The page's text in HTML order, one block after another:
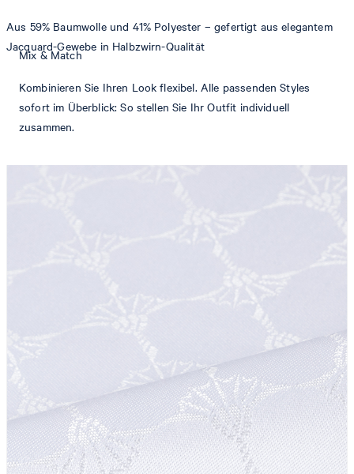
Aus 59% Baumwolle und 41% Polyester – gefertigt aus elegantem
Jacquard-Gewebe in Halbzwirn-Qualität
Mix & Match
Kombinieren Sie Ihren Look flexibel. Alle passenden Styles
sofort im Überblick: So stellen Sie Ihr Outfit individuell
zusammen.